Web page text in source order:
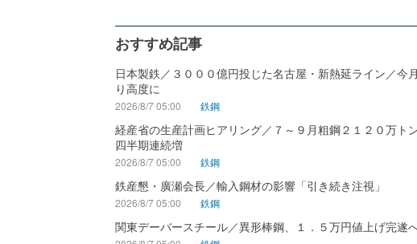
おすすめ記事
日本製鉄／３０００億円投じた名古屋・新熱延ライン／
り高度に
2026/8/7 05:00 鉄鋼
経産省の生産計画ヒアリング／７～９月粗鋼２１２０万ト
四半期連続増
2026/8/7 05:00 鉄鋼
鉄産懇・廣瀬会長／輸入鋼材の影響「引き続き注視」
2026/8/7 05:00 鉄鋼
関東デーバースチール／異形棒鋼、１．５万円値上げ完遂